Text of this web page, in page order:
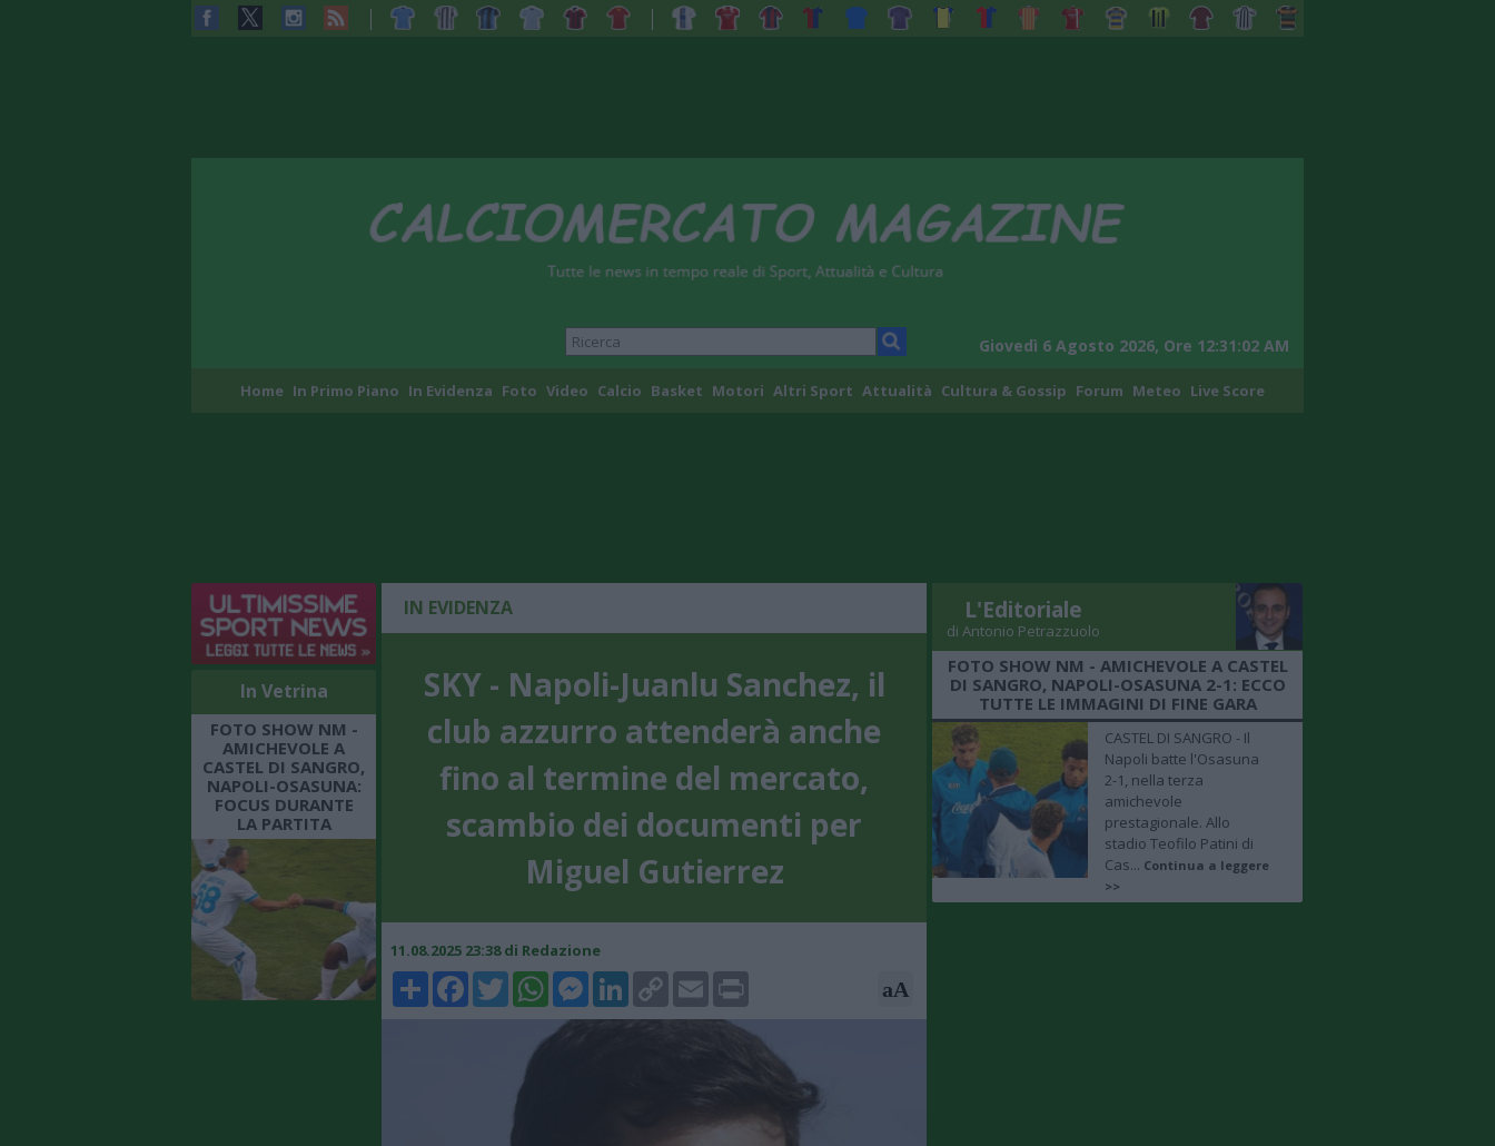
Giovedì 6 Agosto 2026, Ore 12:31:03 AM
Home In Primo Piano In Evidenza Foto Video Calcio Basket Motori Altri Sport Attualità Cultura & Gossip Forum Meteo Live Score
In Vetrina
FOTO SHOW NM -
AMICHEVOLE A
CASTEL DI SANGRO,
NAPOLI-OSASUNA:
FOCUS DURANTE
LA PARTITA
IN EVIDENZA
SKY - Napoli-Juanlu Sanchez, il
club azzurro attenderà anche
fino al termine del mercato,
scambio dei documenti per
Miguel Gutierrez
11.08.2025 23:38 di Redazione
ShareFacebookTwitterWhatsAppMessenger
LinkedIn
Copy
Link
Email Print aA
L'Editoriale
di Antonio Petrazzuolo
FOTO SHOW NM - AMICHEVOLE A CASTEL
DI SANGRO, NAPOLI-OSASUNA 2-1: ECCO
TUTTE LE IMMAGINI DI FINE GARA
CASTEL DI SANGRO - Il
Napoli batte l'Osasuna
2-1, nella terza
amichevole
prestagionale. Allo
stadio Teofilo Patini di
Cas... Continua a leggere
>>